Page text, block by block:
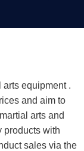
arts equipment .
and aim to
arts and
products with
sales via the